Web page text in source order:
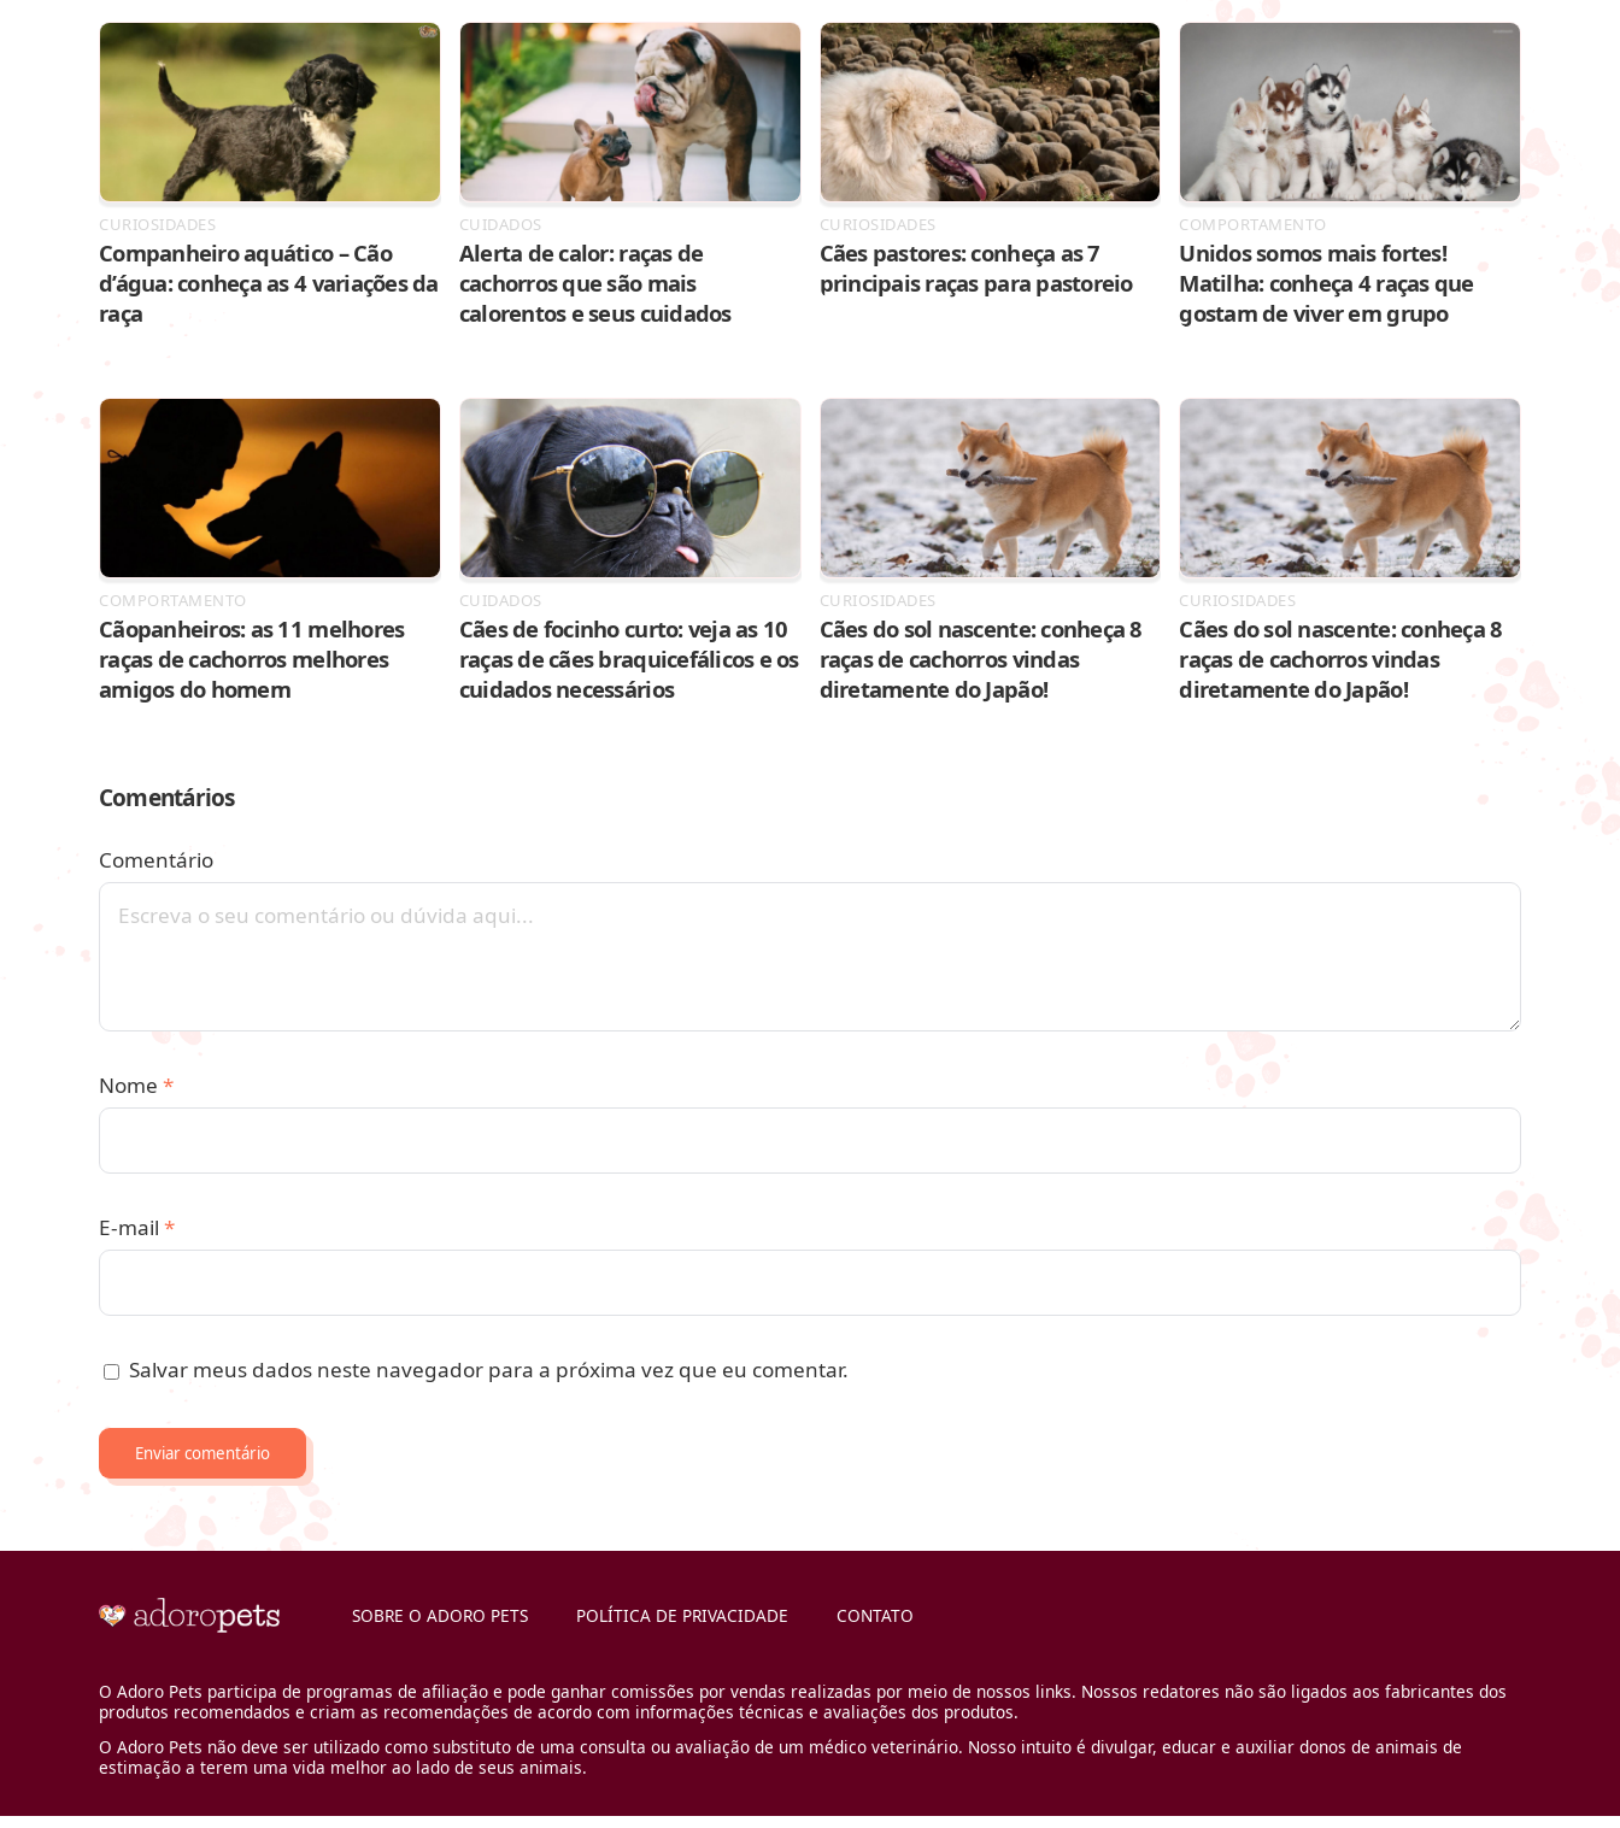
CURIOSIDADES
Companheiro aquático – Cão
d’água: conheça as 4 variações da
raça
CUIDADOS
Alerta de calor: raças de
cachorros que são mais
calorentos e seus cuidados
CURIOSIDADES
Cães pastores: conheça as 7
principais raças para pastoreio
COMPORTAMENTO
Unidos somos mais fortes!
Matilha: conheça 4 raças que
gostam de viver em grupo
COMPORTAMENTO
Cãopanheiros: as 11 melhores
raças de cachorros melhores
amigos do homem
CUIDADOS
Cães de focinho curto: veja as 10
raças de cães braquicefálicos e os
cuidados necessários
CURIOSIDADES
Cães do sol nascente: conheça 8
raças de cachorros vindas
diretamente do Japão!
CURIOSIDADES
Cães do sol nascente: conheça 8
raças de cachorros vindas
diretamente do Japão!
Comentários
Comentário
Nome *
E-mail *
Salvar meus dados neste navegador para a próxima vez que eu comentar.
SOBRE O ADORO PETS POLÍTICA DE PRIVACIDADE CONTATO
O Adoro Pets participa de programas de afiliação e pode ganhar comissões por vendas realizadas por meio de nossos links. Nossos redatores não são ligados aos fabricantes dos
produtos recomendados e criam as recomendações de acordo com informações técnicas e avaliações dos produtos.
O Adoro Pets não deve ser utilizado como substituto de uma consulta ou avaliação de um médico veterinário. Nosso intuito é divulgar, educar e auxiliar donos de animais de
estimação a terem uma vida melhor ao lado de seus animais.